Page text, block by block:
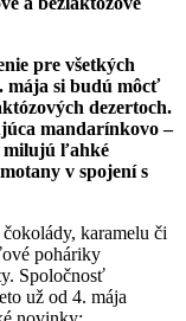
pre všetkých
mája si budú môcť
dezertoch.
mandarínkovo –
milujú ľahké
v spojení s
karamelu či
poháriky
Spoločnosť
už od 4. mája